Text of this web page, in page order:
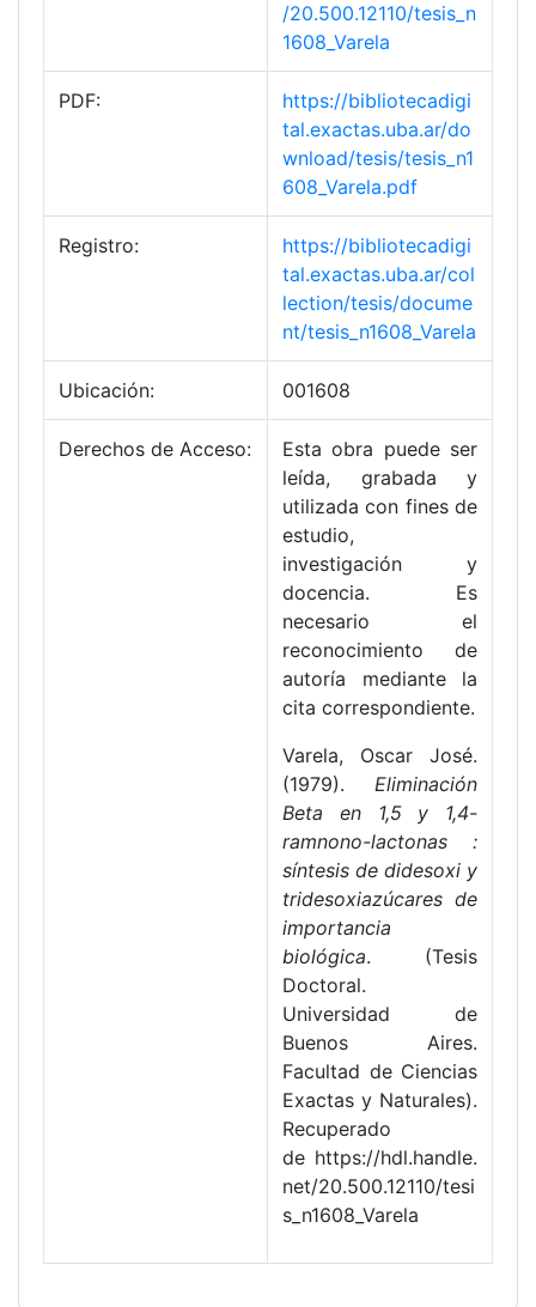
/20.500.12110/tesis_n
1608_Varela
PDF:
https://bibliotecadigi
tal.exactas.uba.ar/do
wnload/tesis/tesis_n1
608_Varela.pdf
Registro:
https://bibliotecadigi
tal.exactas.uba.ar/col
lection/tesis/docume
nt/tesis_n1608_Varela
Ubicación: 001608
Derechos de Acceso:
Esta obra puede ser
leída, grabada y
utilizada con fines de
estudio,
investigación y
docencia. Es
necesario el
reconocimiento de
autoría mediante la
cita correspondiente.
Varela, Oscar José.
(1979). Eliminación
Beta en 1,5 y 1,4-
ramnono-lactonas :
síntesis de didesoxi y
tridesoxiazúcares de
importancia
biológica. (Tesis
Doctoral.
Universidad de
Buenos Aires.
Facultad de Ciencias
Exactas y Naturales).
Recuperado
de https://hdl.handle.
net/20.500.12110/tesi
s_n1608_Varela